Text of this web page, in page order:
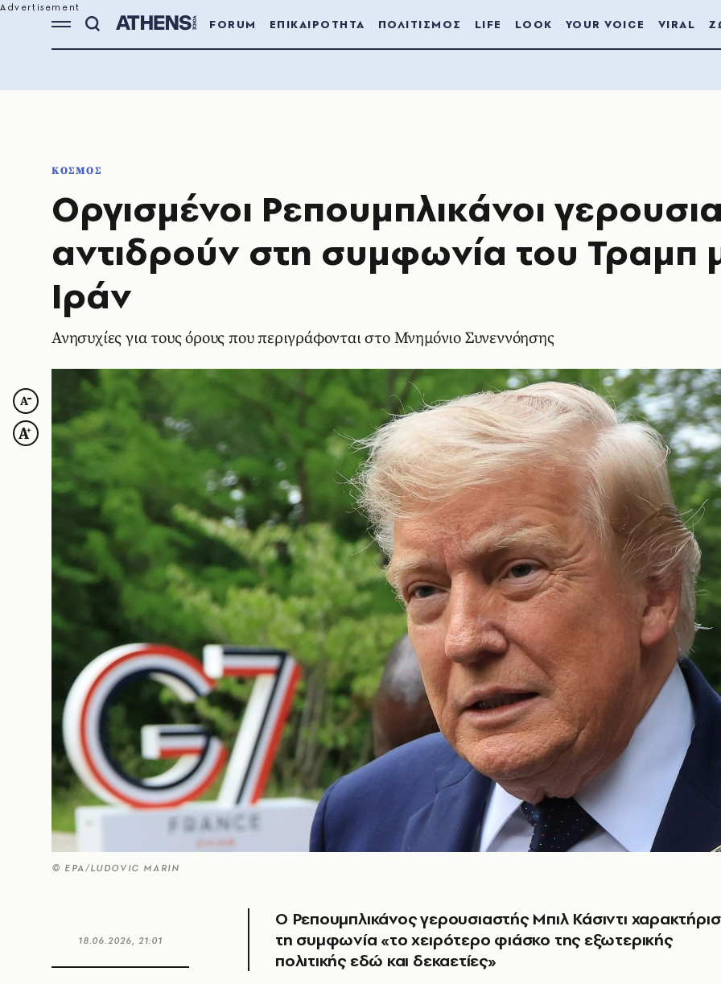
FORUM ΕΠΙΚΑΙΡΟΤΗΤΑ ΠΟΛΙΤΙΣΜΟΣ LIFE LOOK YOUR VOICE VIRAL
ΚΟΣΜΟΣ
Οργισμένοι Ρεπουμπλικάνοι
αντιδρούν στη συμφωνία του Τραμπ
Ιράν
Ανησυχίες για τους όρους που περιγράφονται στο Μνημόνιο Συνεννόησης
© ΕΡΑ/LUDOVIC MARIN
18.06.2026, 21:01
Ο Ρεπουμπλικάνος γερουσιαστής Μπιλ Κάσιντι
τη συμφωνία «το χειρότερο φιάσκο της εξωτερικής
πολιτικής εδώ και δεκαετίες»